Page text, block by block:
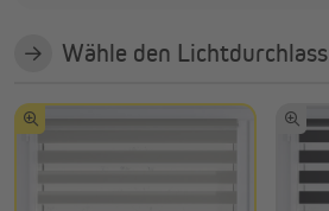
Wähle den Lichtdurchlass